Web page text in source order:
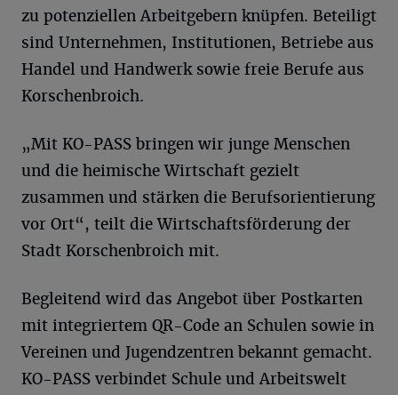
zu potenziellen Arbeitgebern knüpfen. Beteiligt
sind Unternehmen, Institutionen, Betriebe aus
Handel und Handwerk sowie freie Berufe aus
Korschenbroich.
„Mit KO-PASS bringen wir junge Menschen
und die heimische Wirtschaft gezielt
zusammen und stärken die Berufsorientierung
vor Ort“, teilt die Wirtschaftsförderung der
Stadt Korschenbroich mit.
Begleitend wird das Angebot über Postkarten
mit integriertem QR-Code an Schulen sowie in
Vereinen und Jugendzentren bekannt gemacht.
KO-PASS verbindet Schule und Arbeitswelt